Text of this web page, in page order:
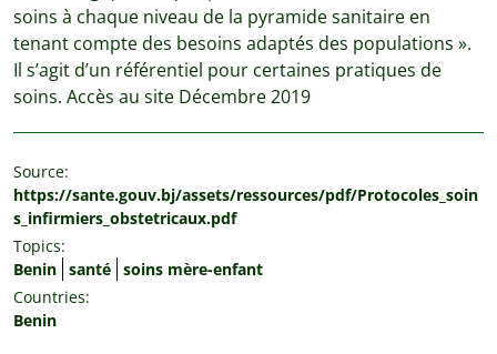
soins à chaque niveau de la pyramide sanitaire en
tenant compte des besoins adaptés des populations ».
Il s’agit d’un référentiel pour certaines pratiques de
soins. Accès au site Décembre 2019
Source:
https://sante.gouv.bj/assets/ressources/pdf/Protocoles_soin
s_infirmiers_obstetricaux.pdf
Topics:
Benin santé soins mère-enfant
Countries:
Benin